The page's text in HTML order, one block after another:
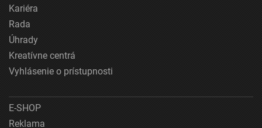
Kariéra
Rada
Úhrady
Kreatívne centrá
Vyhlásenie o prístupnosti
E-SHOP
Reklama